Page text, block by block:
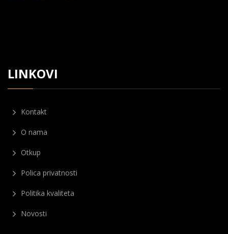
LINKOVI
Kontakt
O nama
Otkup
Polica privatnosti
Politika kvaliteta
Novosti